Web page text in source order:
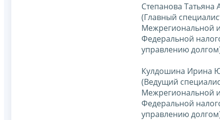
Степанова Татьяна
(Главный
Межрегиональной
Федеральной
управлению
Кулдошина Ирина
(Ведущий
Межрегиональной
Федеральной
управлению